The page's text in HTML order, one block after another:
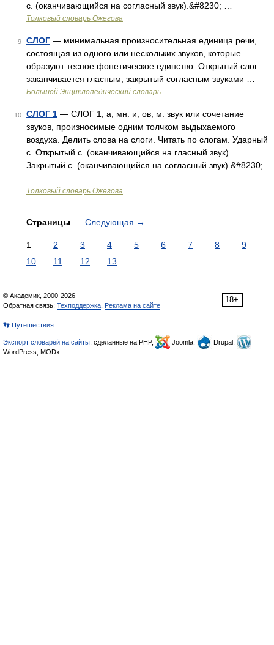
с. (оканчивающийся на согласный звук).&#8230; …
Толковый словарь Ожегова
9 СЛОГ — минимальная произносительная единица речи,
состоящая из одного или нескольких звуков, которые
образуют тесное фонетическое единство. Открытый слог
заканчивается гласным, закрытый согласным звуками …
Большой Энциклопедический словарь
10 СЛОГ 1 — СЛОГ 1, а, мн. и, ов, м. звук или сочетание
звуков, произносимые одним толчком выдыхаемого
воздуха. Делить слова на слоги. Читать по слогам. Ударный
с. Открытый с. (оканчивающийся на гласный звук).
Закрытый с. (оканчивающийся на согласный звук).&#8230;
Толковый словарь Ожегова
Страницы Следующая →
1 2 3 4 5 6 7 8
9
10
11 12 13
18+
© Академик, 2000-2026
Обратная связь: Техподдержка Реклама на сайте
👣 Путешествия
Экспорт словарей на сайты , сделанные на PHP, Joomla,
Drupal,
WordPress, MODx.